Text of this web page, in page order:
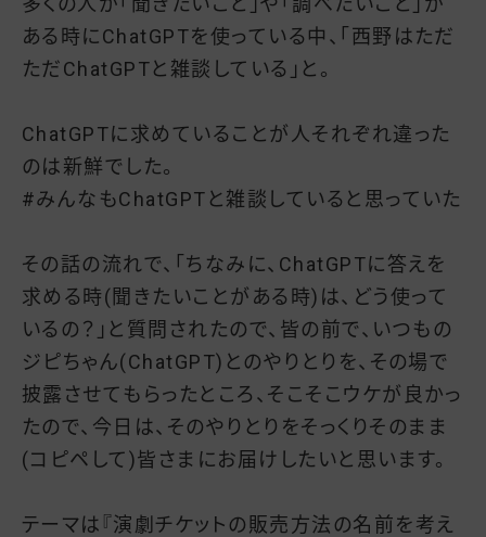
ある時にChatGPTを使っている中、「西野はただ
ただChatGPTと雑談している」と。
ChatGPTに求めていることが人それぞれ違った
のは新鮮でした。
#みんなもChatGPTと雑談していると思っていた
その話の流れで、「ちなみに、ChatGPTに答えを
求める時(聞きたいことがある時)は、どう使って
いるの？」と質問されたので、皆の前で、いつもの
ジピちゃん(ChatGPT)とのやりとりを、その場で
披露させてもらったところ、そこそこウケが良かっ
たので、今日は、そのやりとりをそっくりそのまま
(コピペして)皆さまにお届けしたいと思います。
テーマは『演劇チケットの販売方法の名前を考え